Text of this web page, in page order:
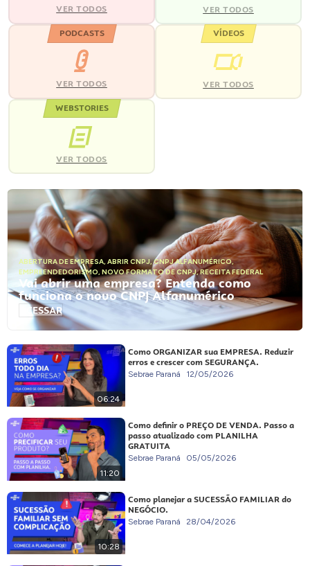
VER TODOS VER TODOS
PODCASTS
VER TODOS
VÍDEOS
VER TODOS
WEBSTORIES
VER TODOS
ABERTURA DE EMPRESA, ABRIR CNPJ,CNPJ ALFANUMÉRICO,
EMPREENDEDORISMO, NOVO FORMATO DE CNPJ,RECEITA FEDERAL
Vai abrir uma empresa? Entenda como
funciona o novo CNPJ Alfanumérico
ACESSAR
06:24
Como ORGANIZAR sua EMPRESA. Reduzir
erros e crescer com SEGURANÇA.
Sebrae Paraná 12/05/2026
11:20
Como definir o PREÇO DE VENDA. Passo a
passo atualizado com PLANILHA
GRATUITA
Sebrae Paraná 05/05/2026
10:28
Como planejar a SUCESSÃO FAMILIAR do
NEGÓCIO.
Sebrae Paraná 28/04/2026